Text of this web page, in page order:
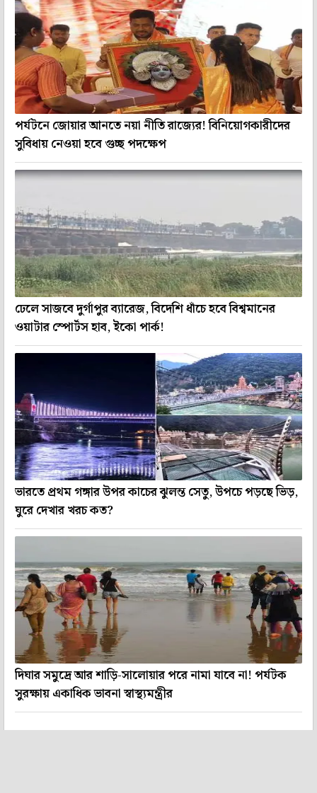
পর্যটনে জোয়ার আনতে নয়া নীতি রাজ্যের! বিনিয়োগকারীদের
সুবিধায় নেওয়া হবে গুচ্ছ পদক্ষেপ
ঢেলে সাজবে দুর্গাপুর ব্যারেজ, বিদেশি ধাঁচে হবে বিশ্বমানের
ওয়াটার স্পোর্টস হাব, ইকো পার্ক!
ভারতে প্রথম গঙ্গার উপর কাচের ঝুলন্ত সেতু, উপচে পড়ছে ভিড়,
ঘুরে দেখার খরচ কত?
দিঘার সমুদ্রে আর শাড়ি-সালোয়ার পরে নামা যাবে না! পর্যটক
সুরক্ষায় একাধিক ভাবনা স্বাস্থ্যমন্ত্রীর